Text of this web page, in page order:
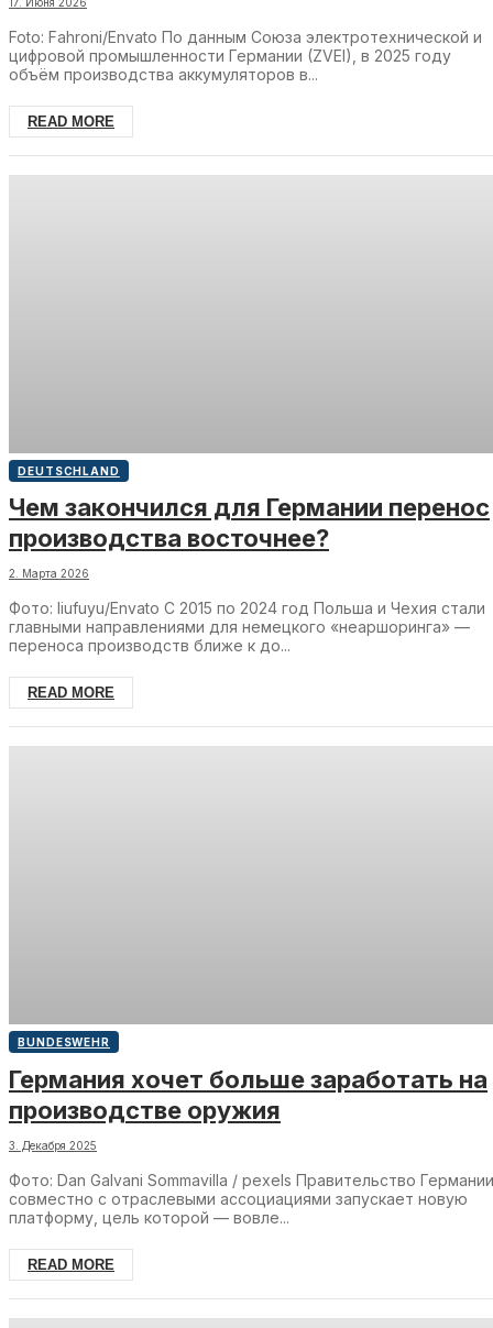
Foto: Fahroni/Envato По данным Союза электротехнической и
цифровой промышленности Германии (ZVEI), в 2025 году
объём производства аккумуляторов в...
READ MORE
DEUTSCHLAND
Чем закончился для Германии перенос
производства восточнее?
2. Марта 2026
Фото: liufuyu/Envato С 2015 по 2024 год Польша и Чехия стали
главными направлениями для немецкого «неаршоринга» —
переноса производств ближе к до...
READ MORE
BUNDESWEHR
Германия хочет больше заработать на
производстве оружия
3. Декабря 2025
Фото: Dan Galvani Sommavilla / pexels Правительство Германии
совместно с отраслевыми ассоциациями запускает новую
платформу, цель которой — вовле...
READ MORE